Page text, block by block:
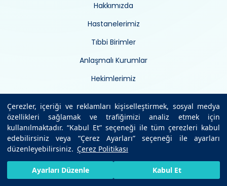
Çerezler, içeriği ve reklamları kişiselleştirmek, sosyal medya
özellikleri sağlamak ve trafiğimizi analiz etmek için
kullanılmaktadır. “Kabul Et” seçeneği ile tüm çerezleri kabul
edebilirsiniz veya “Çerez Ayarları” seçeneği ile ayarları
düzenleyebilirsiniz. Çerez Politikası
Ayarları Düzenle Kabul Et
Hakkımızda
Hastanelerimiz
Tıbbi Birimler
Anlaşmalı Kurumlar
Hekimlerimiz
Sağlık Ansiklopedisi
Sağlıklı Bilgiler
Medikal Teknolojiler
Uzman Görüşü
Kurumsal Haberler
HIZLI RANDEVU AL BIZE ULAŞIN